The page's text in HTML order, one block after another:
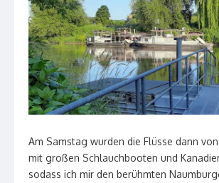
Am Samstag wurden die Flüsse dann
mit großen Schlauchbooten und
sodass ich mir den berühmten